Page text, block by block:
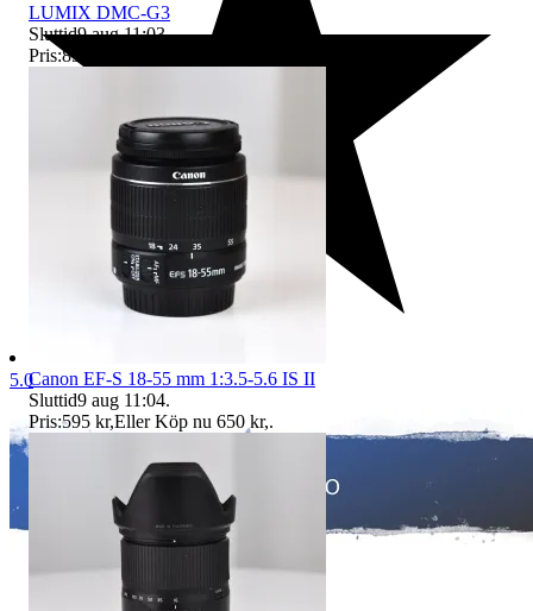
5.0
LUMIX DMC-G3
Sluttid9 aug 11:03.
Pris:895 kr
Canon EF-S 18-55 mm 1:3.5-5.6 IS II
Sluttid9 aug 11:04.
Pris:595 kr,Eller Köp nu 650 kr,.